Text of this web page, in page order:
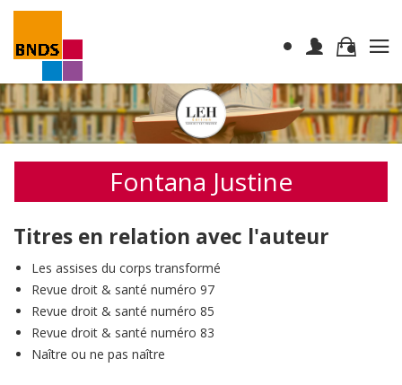
Fontana Justine
Titres en relation avec l'auteur
Les assises du corps transformé
Revue droit & santé numéro 97
Revue droit & santé numéro 85
Revue droit & santé numéro 83
Naître ou ne pas naître